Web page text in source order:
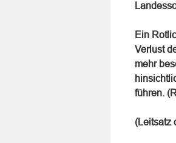
Ein
Verlust
mehr
führen.
(Leitsatz